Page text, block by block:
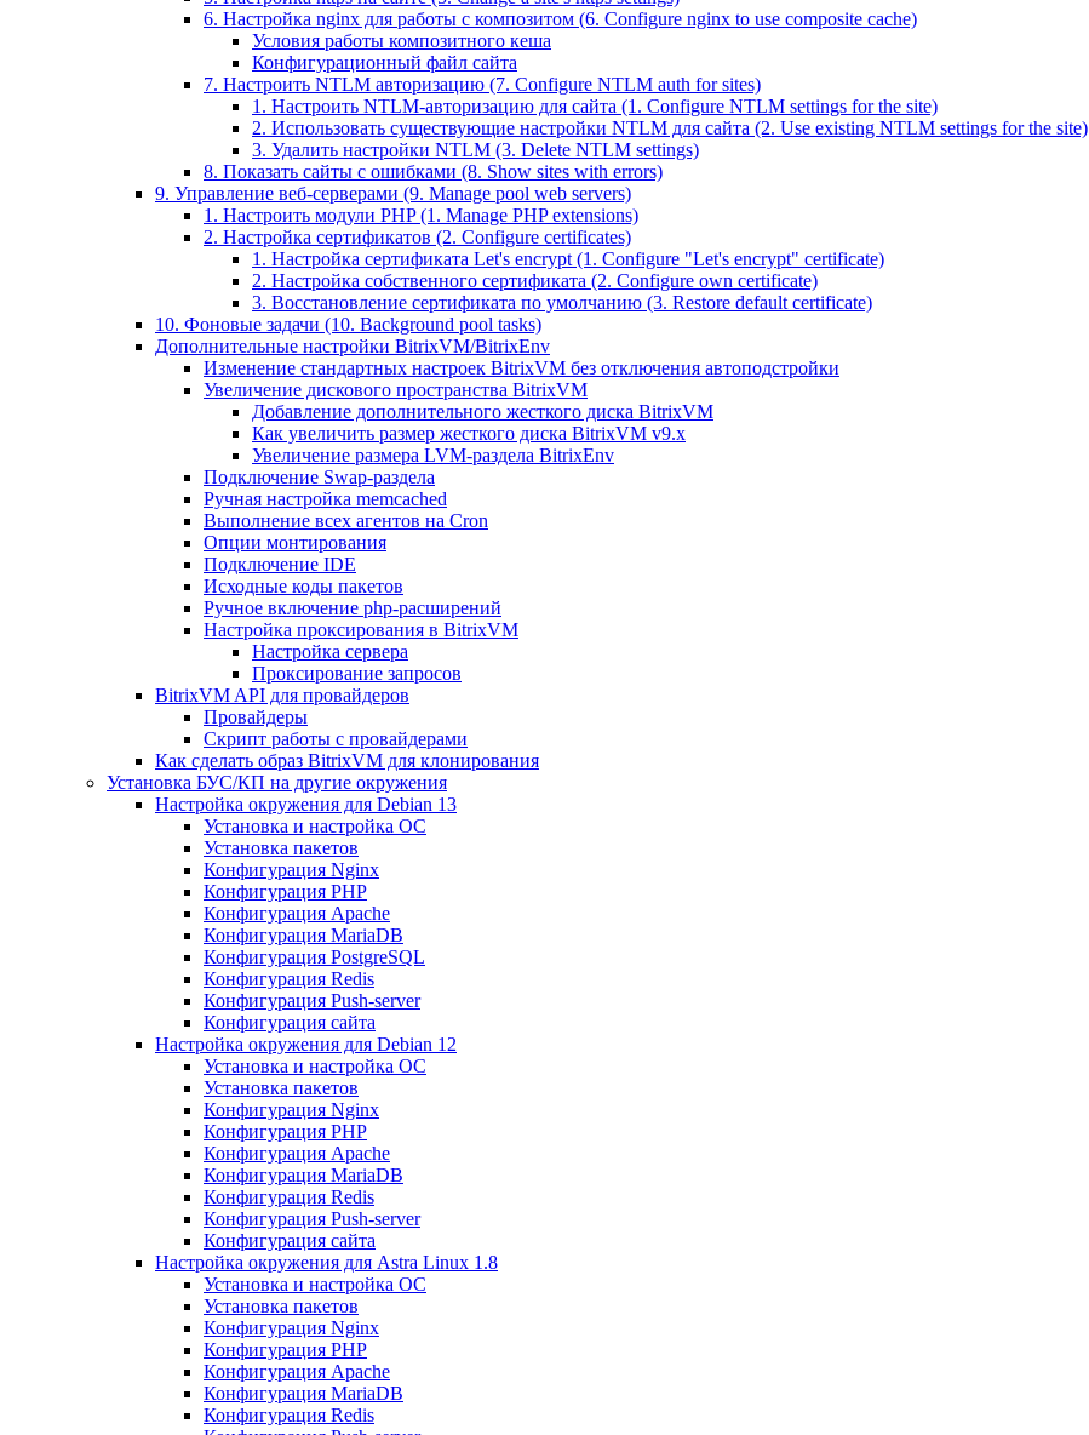
6. Настройка nginx для работы с композитом (6. Configure nginx to use composite cache)
Условия работы композитного кеша
Конфигурационный файл сайта
7. Настроить NTLM авторизацию (7. Configure NTLM auth for sites)
1. Настроить NTLM-авторизацию для сайта (1. Configure NTLM settings for the site)
2. Использовать существующие настройки NTLM для сайта (2. Use existing NTLM settings for the site)
3. Удалить настройки NTLM (3. Delete NTLM settings)
8. Показать сайты с ошибками (8. Show sites with errors)
9. Управление веб-серверами (9. Manage pool web servers)
1. Настроить модули PHP (1. Manage PHP extensions)
2. Настройка сертификатов (2. Configure certificates)
1. Настройка сертификата Let's encrypt (1. Configure "Let's encrypt" certificate)
2. Настройка собственного сертификата (2. Configure own certificate)
3. Восстановление сертификата по умолчанию (3. Restore default certificate)
10. Фоновые задачи (10. Background pool tasks)
Дополнительные настройки BitrixVM/BitrixEnv
Изменение стандартных настроек BitrixVM без отключения автоподстройки
Увеличение дискового пространства BitrixVM
Добавление дополнительного жесткого диска BitrixVM
Как увеличить размер жесткого диска BitrixVM v9.x
Увеличение размера LVM-раздела BitrixEnv
Подключение Swap-раздела
Ручная настройка memcached
Выполнение всех агентов на Cron
Опции монтирования
Подключение IDE
Исходные коды пакетов
Ручное включение php-расширений
Настройка проксирования в BitrixVM
Настройка сервера
Проксирование запросов
BitrixVM API для провайдеров
Провайдеры
Скрипт работы с провайдерами
Как сделать образ BitrixVM для клонирования
Установка БУС/КП на другие окружения
Настройка окружения для Debian 13
Установка и настройка ОС
Установка пакетов
Конфигурация Nginx
Конфигурация PHP
Конфигурация Apache
Конфигурация MariaDB
Конфигурация PostgreSQL
Конфигурация Redis
Конфигурация Push-server
Конфигурация сайта
Настройка окружения для Debian 12
Установка и настройка ОС
Установка пакетов
Конфигурация Nginx
Конфигурация PHP
Конфигурация Apache
Конфигурация MariaDB
Конфигурация Redis
Конфигурация Push-server
Конфигурация сайта
Настройка окружения для Astra Linux 1.8
Установка и настройка ОС
Установка пакетов
Конфигурация Nginx
Конфигурация PHP
Конфигурация Apache
Конфигурация MariaDB
Конфигурация Redis